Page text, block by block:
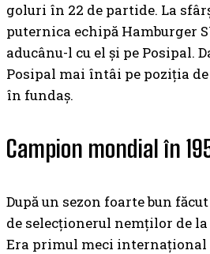
goluri în 22 de partide. La
puternica echipă Hamburger
aducânu-l cu el și pe Posipal.
Posipal mai întâi pe poziția
în fundaș.
Campion mondial în
După un sezon foarte bun
de selecționerul nemților de
Era primul meci internațional